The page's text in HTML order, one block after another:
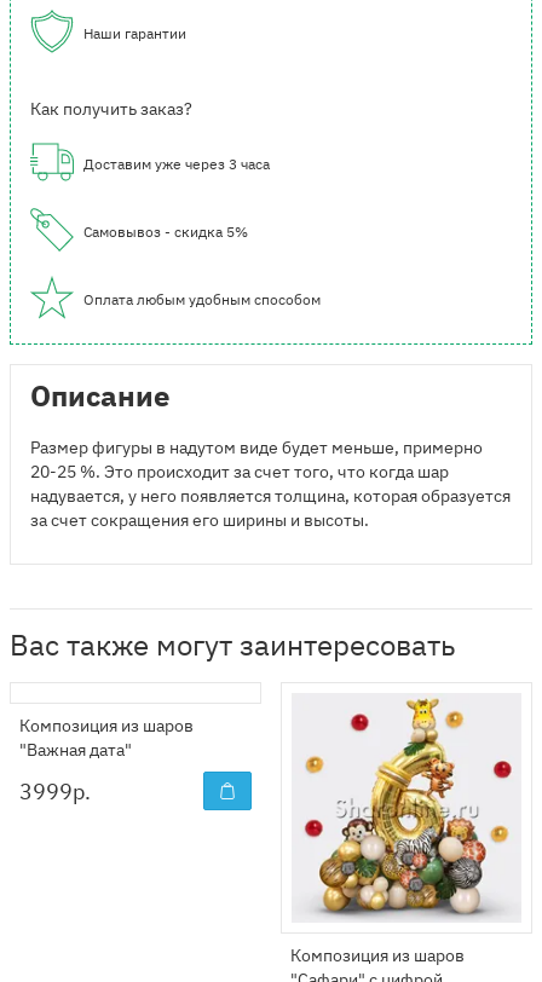
Наши гарантии
Как получить заказ?
Доставим уже через 3 часа
Самовывоз - скидка 5%
Оплата любым удобным способом
Описание
Размер фигуры в надутом виде будет меньше, примерно
20-25 %. Это происходит за счет того, что когда шар
надувается, у него появляется толщина, которая образуется
за счет сокращения его ширины и высоты.
Вас также могут заинтересовать
Композиция из шаров
"Важная дата"
3999р.
Композиция из шаров